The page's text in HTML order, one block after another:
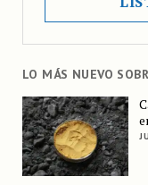
LO MÁS NUEVO